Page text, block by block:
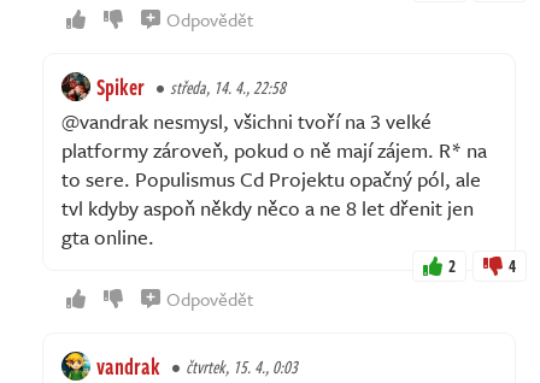
Odpovědět
Spiker středa, 14. 4., 22:58
@vandrak nesmysl, všichni tvoří na 3 velké
platformy zároveň, pokud o ně mají zájem. R* na
to sere. Populismus Cd Projektu opačný pól, ale
tvl kdyby aspoň někdy něco a ne 8 let dřenit jen
gta online.
2 4
Odpovědět
vandrak čtvrtek, 15. 4., 0:03